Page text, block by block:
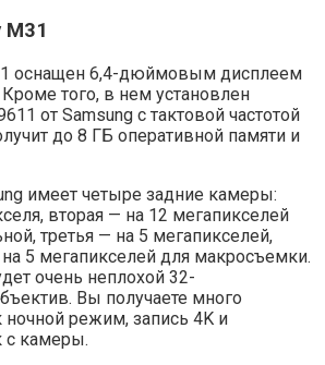
M31
оснащен 6,4-дюймовым дисплеем
того, в нем установлен
от Samsung с тактовой частотой
до 8 ГБ оперативной памяти и
имеет четыре задние камеры:
вторая — на 12 мегапикселей
третья — на 5 мегапикселей,
5 мегапикселей для макросъемки.
очень неплохой 32-
Вы получаете много
ночной режим, запись 4K и
с камеры.